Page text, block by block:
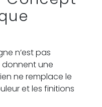
n’est pas
donnent une
ne remplace le
et les finitions